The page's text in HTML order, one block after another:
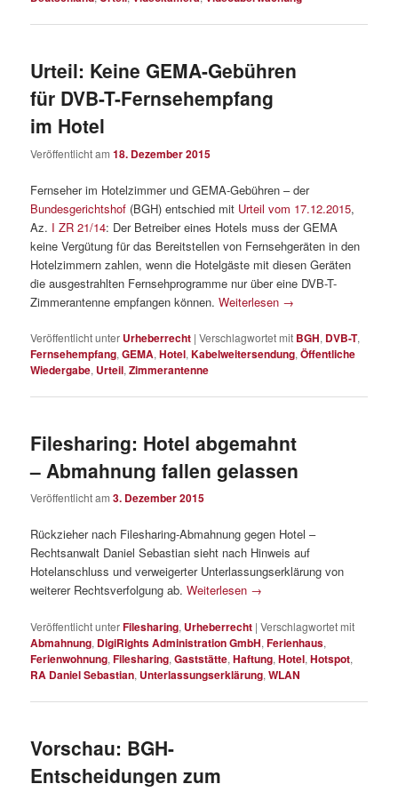
Urteil: Keine GEMA-Gebühren
für DVB-T-Fernsehempfang
im Hotel
Veröffentlicht am18. Dezember 2015
Fernseher im Hotelzimmer und GEMA-Gebühren – der
Bundesgerichtshof (BGH) entschied mit Urteil vom 17.12.2015,
Az. I ZR 21/14: Der Betreiber eines Hotels muss der GEMA
keine Vergütung für das Bereitstellen von Fernsehgeräten in den
Hotelzimmern zahlen, wenn die Hotelgäste mit diesen Geräten
die ausgestrahlten Fernsehprogramme nur über eine DVB-T-
Zimmerantenne empfangen können.Weiterlesen →
Veröffentlicht unter Urheberrecht |Verschlagwortet mit BGH, DVB-T,
Fernsehempfang,GEMA,Hotel,Kabelweitersendung,Öffentliche
Wiedergabe, Urteil,Zimmerantenne
Filesharing: Hotel abgemahnt
– Abmahnung fallen gelassen
Veröffentlicht am3. Dezember 2015
Rückzieher nach Filesharing-Abmahnung gegen Hotel –
Rechtsanwalt Daniel Sebastian sieht nach Hinweis auf
Hotelanschluss und verweigerter Unterlassungserklärung von
weiterer Rechtsverfolgung ab.Weiterlesen →
Veröffentlicht unterFilesharing, Urheberrecht |Verschlagwortet mit
Abmahnung, DigiRights Administration GmbH,Ferienhaus,
Ferienwohnung,Filesharing,Gaststätte,Haftung,Hotel,Hotspot,
RA Daniel Sebastian, Unterlassungserklärung,WLAN
Vorschau: BGH-
Entscheidungen zum